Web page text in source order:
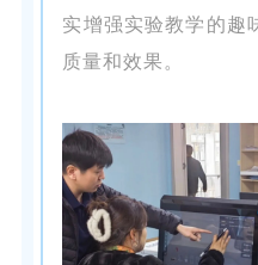
实增强实验教学的趣
质量和效果。